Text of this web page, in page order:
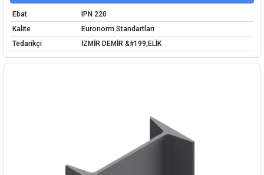
Ebat
IPN 220
Kalite
Euronorm Standartları
Tedarikçi
İZMİR DEMİR &#199;ELİK